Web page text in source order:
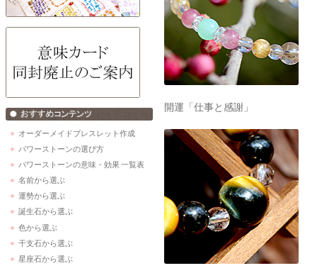
オーダーメイドブレスレット作成
パワーストーンの選び方
パワーストーンの意味・効果 一覧表
名前から選ぶ
運勢から選ぶ
誕生石から選ぶ
色から選ぶ
干支石から選ぶ
星座石から選ぶ
開運「仕事と調和」
開運「お金と堅実」